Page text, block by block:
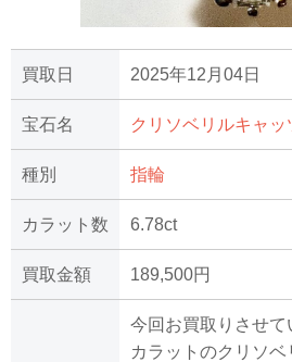
買取日 2025年12月04日
宝石名 クリソベリルキャッ
種別 指輪
カラット数 6.78ct
買取金額 189,500円
今回お買取りさせ
カラットのクリソ